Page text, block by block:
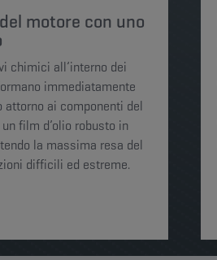
motore con uno
chimici all’interno dei
immediatamente
attorno ai componenti del
film d’olio robusto in
la massima resa del
difficili ed estreme.